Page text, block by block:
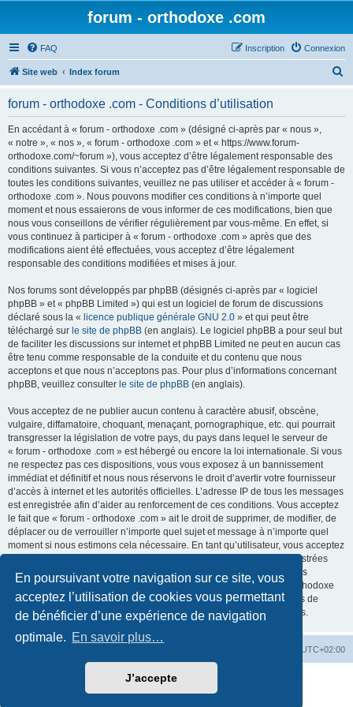
En poursuivant votre navigation sur ce site, vous
acceptez l’utilisation de cookies vous permettant
de bénéficier d’une expérience de navigation
optimale. En savoir plus…
J’accepte
forum - orthodoxe .com
FAQ Connexion
Inscription
Site web Index forum
forum - orthodoxe .com - Conditions d’utilisation
En accédant à « forum - orthodoxe .com » (désigné ci-après par « nous »,
« notre », « nos », « forum - orthodoxe .com » et « https://www.forum-
orthodoxe.com/~forum »), vous acceptez d’être légalement responsable des
conditions suivantes. Si vous n’acceptez pas d’être légalement responsable de
toutes les conditions suivantes, veuillez ne pas utiliser et accéder à « forum -
orthodoxe .com ». Nous pouvons modifier ces conditions à n’importe quel
moment et nous essaierons de vous informer de ces modifications, bien que
nous vous conseillons de vérifier régulièrement par vous-même. En effet, si
vous continuez à participer à « forum - orthodoxe .com » après que des
modifications aient été effectuées, vous acceptez d’être légalement
responsable des conditions modifiées et mises à jour.
Nos forums sont développés par phpBB (désignés ci-après par « logiciel
phpBB » et « phpBB Limited ») qui est un logiciel de forum de discussions
déclaré sous la « licence publique générale GNU 2.0 » et qui peut être
téléchargé sur le site de phpBB (en anglais). Le logiciel phpBB a pour seul but
de faciliter les discussions sur internet et phpBB Limited ne peut en aucun cas
être tenu comme responsable de la conduite et du contenu que nous
acceptons et que nous n’acceptons pas. Pour plus d’informations concernant
phpBB, veuillez consulter le site de phpBB (en anglais).
Vous acceptez de ne publier aucun contenu à caractère abusif, obscène,
vulgaire, diffamatoire, choquant, menaçant, pornographique, etc. qui pourrait
transgresser la législation de votre pays, du pays dans lequel le serveur de
« forum - orthodoxe .com » est hébergé ou encore la loi internationale. Si vous
ne respectez pas ces dispositions, vous vous exposez à un bannissement
immédiat et définitif et nous nous réservons le droit d’avertir votre fournisseur
d’accès à internet et les autorités officielles. L’adresse IP de tous les messages
est enregistrée afin d’aider au renforcement de ces conditions. Vous acceptez
le fait que « forum - orthodoxe .com » ait le droit de supprimer, de modifier, de
déplacer ou de verrouiller n’importe quel sujet et message à n’importe quel
moment si nous estimons cela nécessaire. En tant qu’utilisateur, vous acceptez
que toutes les informations que vous avez renseignées soient enregistrées
dans notre base de données. Bien que ces informations ne seront pas
diffusées à une tierce partie sans votre consentement, ni « forum - orthodoxe
.com », ni phpBB, ne pourront être tenus comme responsables en cas de
tentative de piratage informatique visant à compromettre vos données.
UTC+02:00
phpBB® Forum Software © phpBB Limited
©